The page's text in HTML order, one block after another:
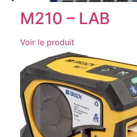
M210 – LAB
Voir le produit